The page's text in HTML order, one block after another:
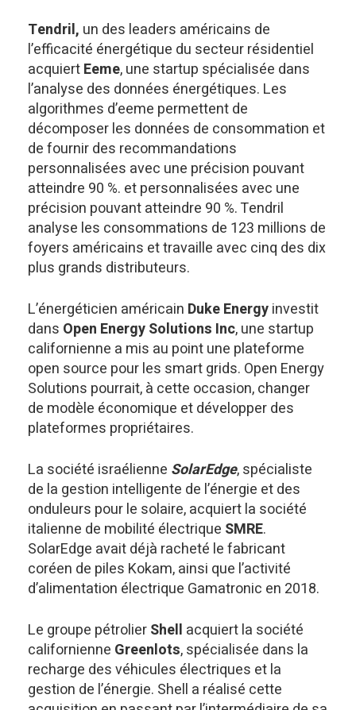
Tendril, un des leaders américains de
l’efficacité énergétique du secteur résidentiel
acquiertEeme, une startup spécialisée dans
l’analyse des données énergétiques. Les
algorithmes d’eeme permettent de
décomposer les données de consommation et
de fournir des recommandations
personnalisées avec une précision pouvant
atteindre 90 %. et personnalisées avec une
précision pouvant atteindre 90 %. Tendril
analyse les consommations de 123 millions de
foyers américains et travaille avec cinq des dix
plus grands distributeurs.
L’énergéticien américain Duke Energyinvestit
dans Open Energy Solutions Inc, une startup
californienne a mis au point une plateforme
open source pour les smart grids. Open Energy
Solutions pourrait, à cette occasion, changer
de modèle économique et développer des
plateformes propriétaires.
La société israélienne SolarEdge, spécialiste
de la gestion intelligente de l’énergie et des
onduleurs pour le solaire, acquiert la société
italienne de mobilité électrique SMRE.
SolarEdge avait déjà racheté le fabricant
coréen de piles Kokam, ainsi que l’activité
d’alimentation électrique Gamatronic en 2018.
Le groupe pétrolierShell acquiert la société
californienne Greenlots, spécialisée dans la
recharge des véhicules électriques et la
gestion de l’énergie. Shell a réalisé cette